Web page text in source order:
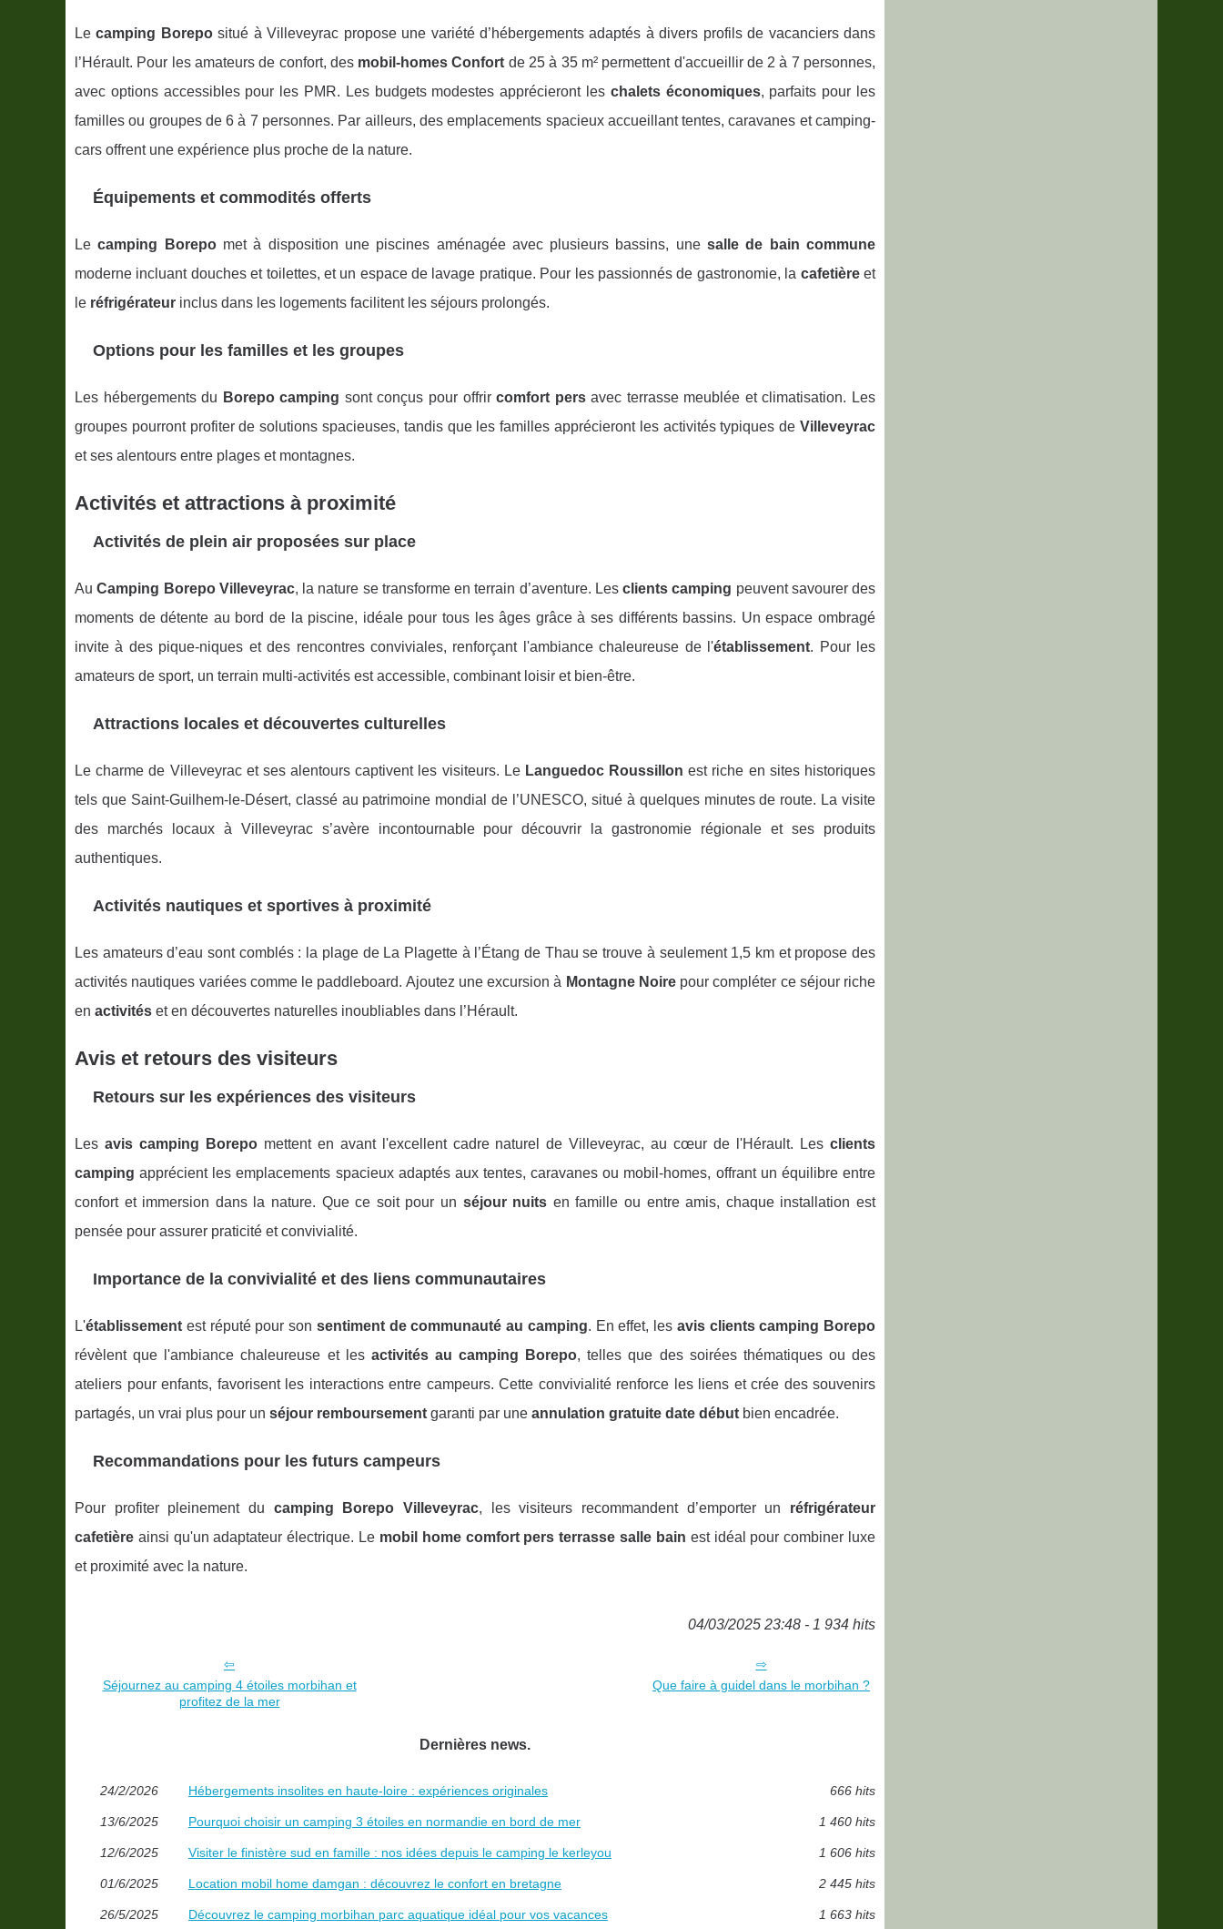
Lecamping Borepositué à Villeveyrac propose une variété d’hébergements adaptés à divers profils de vacanciers dans
l’Hérault. Pour les amateurs de confort, des mobil-homes Confort de 25 à 35 m² permettent d'accueillir de 2 à 7 personnes,
avec options accessibles pour les PMR. Les budgets modestes apprécieront les chalets économiques, parfaits pour les
familles ou groupes de 6 à 7 personnes. Par ailleurs, des emplacements spacieux accueillant tentes, caravanes et camping-
cars offrent une expérience plus proche de la nature.
Équipements et commodités offerts
Lecamping Borepomet à disposition une piscines aménagée avec plusieurs bassins, unesalle de bain commune
moderne incluant douches et toilettes, et un espace de lavage pratique. Pour les passionnés de gastronomie, la cafetièreet
le réfrigérateur inclus dans les logements facilitent les séjours prolongés.
Options pour les familles et les groupes
Les hébergements du Borepo camping sont conçus pour offrircomfort persavec terrasse meublée et climatisation. Les
groupes pourront profiter de solutions spacieuses, tandis que les familles apprécieront les activités typiques de Villeveyrac
et ses alentours entre plages et montagnes.
Activités et attractions à proximité
Activités de plein air proposées sur place
AuCamping Borepo Villeveyrac, la nature se transforme en terrain d’aventure. Les clients camping peuvent savourer des
moments de détente au bord de la piscine, idéale pour tous les âges grâce à ses différents bassins. Un espace ombragé
invite à des pique-niques et des rencontres conviviales, renforçant l'ambiance chaleureuse de l'établissement. Pour les
amateurs de sport, un terrain multi-activités est accessible, combinant loisir et bien-être.
Attractions locales et découvertes culturelles
Le charme de Villeveyrac et ses alentours captivent les visiteurs. Le Languedoc Roussillon est riche en sites historiques
tels que Saint-Guilhem-le-Désert, classé au patrimoine mondial de l’UNESCO, situé à quelques minutes de route. La visite
des marchés locaux à Villeveyrac s’avère incontournable pour découvrir la gastronomie régionale et ses produits
authentiques.
Activités nautiques et sportives à proximité
Les amateurs d’eau sont comblés : la plage de La Plagette à l’Étang de Thau se trouve à seulement 1,5 km et propose des
activités nautiques variées comme le paddleboard. Ajoutez une excursion à Montagne Noirepour compléter ce séjour riche
en activités et en découvertes naturelles inoubliables dans l’Hérault.
Avis et retours des visiteurs
Retours sur les expériences des visiteurs
Les avis camping Borepomettent en avant l'excellent cadre naturel de Villeveyrac, au cœur de l'Hérault. Lesclients
camping apprécient les emplacements spacieux adaptés aux tentes, caravanes ou mobil-homes, offrant un équilibre entre
confort et immersion dans la nature. Que ce soit pour un séjour nuits en famille ou entre amis, chaque installation est
pensée pour assurer praticité et convivialité.
Importance de la convivialité et des liens communautaires
L'établissement est réputé pour son sentiment de communauté au camping. En effet, les avis clients camping Borepo
révèlent que l'ambiance chaleureuse et les activités au camping Borepo, telles que des soirées thématiques ou des
ateliers pour enfants, favorisent les interactions entre campeurs. Cette convivialité renforce les liens et crée des souvenirs
partagés, un vrai plus pour un séjour remboursement garanti par une annulation gratuite date début bien encadrée.
Recommandations pour les futurs campeurs
Pour profiter pleinement du camping Borepo Villeveyrac, les visiteurs recommandent d’emporter un réfrigérateur
cafetière ainsi qu'un adaptateur électrique. Le mobil home comfort pers terrasse salle bain est idéal pour combiner luxe
et proximité avec la nature.
04/03/2025 23:48 - 1 934 hits
Séjournez au camping 4 étoiles morbihan et
profitez de la mer
Que faire à guidel dans le morbihan ?
Dernières news.
24/2/2026 Hébergements insolites en haute-loire : expériences originales 666 hits
13/6/2025 Pourquoi choisir un camping 3 étoiles en normandie en bord de mer 1 460 hits
12/6/2025 Visiter le finistère sud en famille : nos idées depuis le camping le kerleyou 1 606 hits
01/6/2025 Location mobil home damgan : découvrez le confort en bretagne 2 445 hits
26/5/2025 Découvrez le camping morbihan parc aquatique idéal pour vos vacances 1 663 hits